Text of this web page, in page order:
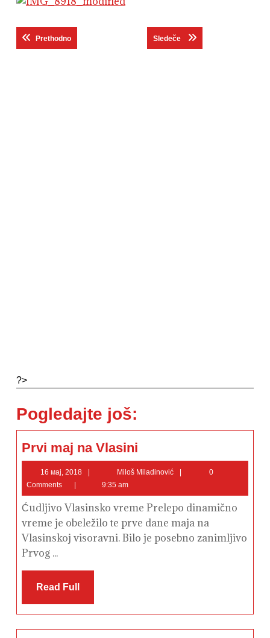
Кретање
чланка
Prethodno Sledeče Next post:
?>
Pogledajte još:
Prvi maj na Vlasini
na
Vlasini
16 мај, 2018
мај,
Miloš Miladinović
0
Comments
9:35 am
Ćudljivo Vlasinsko vreme Prelepo dinamično
vreme je obeležilo te prve dane maja na
Vlasinskoj visoravni. Bilo je posebno zanimljivo
Prvog ...
Read Full Read